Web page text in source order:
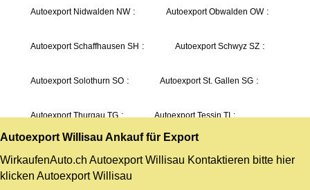
Autoexport Willisau Ankauf für Export
WirkaufenAuto.ch Autoexport Willisau Kontaktieren bitte hier
klicken Autoexport Willisau